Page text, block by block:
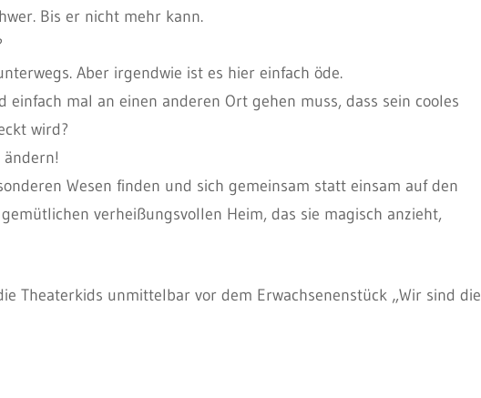
Bis er nicht mehr kann.
Aber irgendwie ist es hier einfach öde.
einfach mal an einen anderen Ort gehen muss, dass sein cooles
wird?
Wesen finden und sich gemeinsam statt einsam auf den
verheißungsvollen Heim, das sie magisch anzieht,
Theaterkids unmittelbar vor dem Erwachsenenstück „Wir sind die